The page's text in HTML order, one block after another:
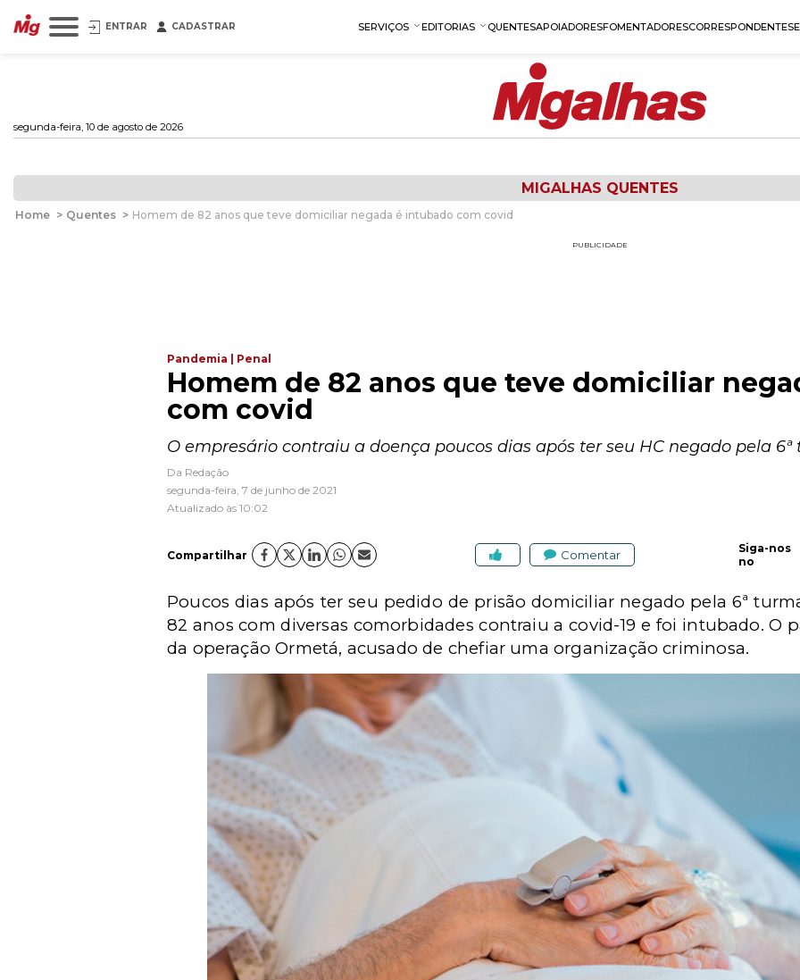
ENTRAR CADASTRAR SERVIÇOS EDITORIAS QUENTESAPOIADORESFOMENTADORESCORRESPONDENTES
segunda-feira, 10 de agosto de 2026
MIGALHAS QUENTES
Home > Quentes > Homem de 82 anos que teve domiciliar negada é intubado com covid
PUBLICIDADE
Pandemia | Penal
Homem de 82 anos que teve domiciliar
com covid
O empresário contraiu a doença poucos dias após ter seu HC negado pela 6ª
Da Redação
segunda-feira, 7 de junho de 2021
Atualizado às 10:02
Compartilhar Comentar
Siga-nos
no
Poucos dias após ter seu pedido de prisão domiciliar negado pela 6ª
82 anos com diversas comorbidades contraiu a covid-19 e foi intubado. O
da operação Ormetá, acusado de chefiar uma organização criminosa.